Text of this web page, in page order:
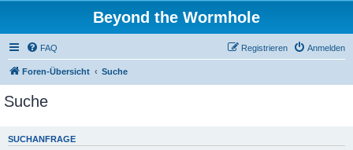
Beyond the Wormhole
FAQ Anmelden
Registrieren
Foren-Übersicht Suche
Suche
SUCHANFRAGE